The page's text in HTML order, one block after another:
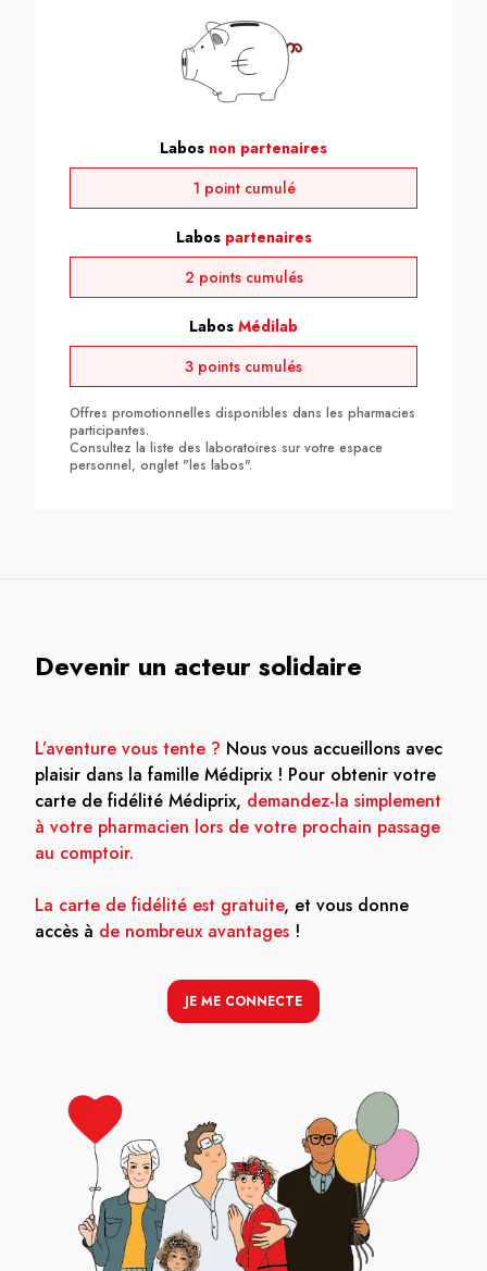
Labos non partenaires
1 point cumulé
Labos partenaires
2 points cumulés
Labos Médilab
3 points cumulés
Offres promotionnelles disponibles dans les pharmacies
participantes.
Consultez la liste des laboratoires sur votre espace
personnel, onglet "les labos".
Devenir un acteur solidaire
L’aventure vous tente ? Nous vous accueillons avec
plaisir dans la famille Médiprix ! Pour obtenir votre
carte de fidélité Médiprix, demandez-la simplement
à votre pharmacien lors de votre prochain passage
au comptoir.
La carte de fidélité est gratuite, et vous donne
accès à de nombreux avantages !
JE ME CONNECTE